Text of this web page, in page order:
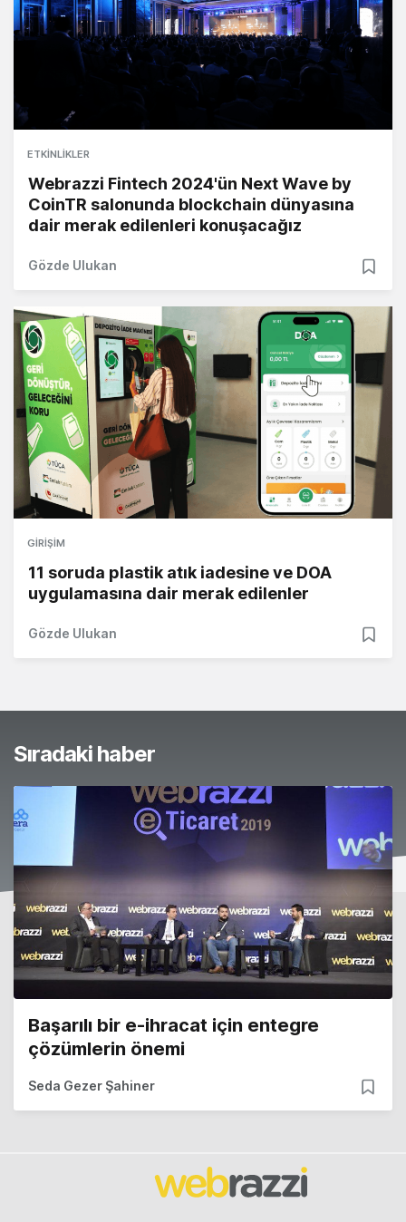
ETKINLIKLER
Webrazzi Fintech 2024'ün Next Wave by
CoinTR salonunda blockchain dünyasına
dair merak edilenleri konuşacağız
Gözde Ulukan
GIRIŞIM
11 soruda plastik atık iadesine ve DOA
uygulamasına dair merak edilenler
Gözde Ulukan
Sıradaki haber
Başarılı bir e-ihracat için entegre
çözümlerin önemi
Seda Gezer Şahiner